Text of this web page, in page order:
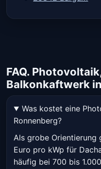
FAQ.
Balkonkaftwerk
Was kostet eine
Ronnenberg?
Als grobe Orientierung
Euro pro kWp für
häufig bei 700 bis